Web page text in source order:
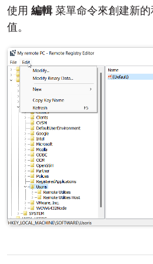
使用 編輯菜單命令來創建新
值。